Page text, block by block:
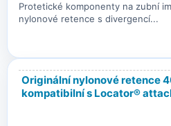
Protetické komponenty na zubní
nylonové retence s divergencí...
Originální nylonové retence
kompatibilní s Locator®